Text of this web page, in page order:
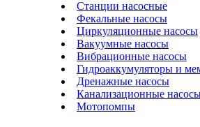
Станции насосные
Фекальные насосы
Циркуляционные насосы
Вакуумные насосы
Вибрационные насосы
Гидроаккумуляторы и
Дренажные насосы
Канализационные
Мотопомпы